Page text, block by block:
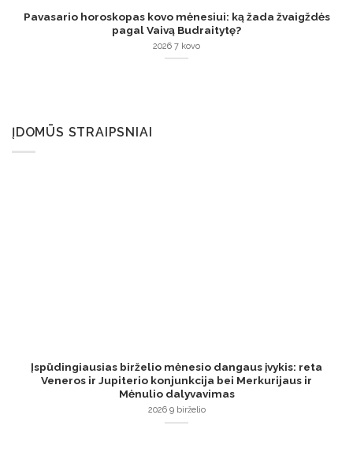
Pavasario horoskopas kovo mėnesiui: ką žada žvaigždės
pagal Vaivą Budraitytę?
2026 7 kovo
ĮDOMŪS STRAIPSNIAI
Įspūdingiausias birželio mėnesio dangaus įvykis: reta
Veneros ir Jupiterio konjunkcija bei Merkurijaus ir
Mėnulio dalyvavimas
2026 9 birželio